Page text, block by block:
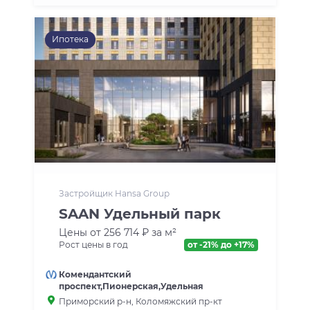
Ипотека
Застройщик Hansa Group
SAAN Удельный парк
Цены от 256 714 ₽ за м²
Рост цены в год от -21% до +17%
Комендантский
проспект,Пионерская,Удельная
Приморский р-н, Коломяжский пр-кт